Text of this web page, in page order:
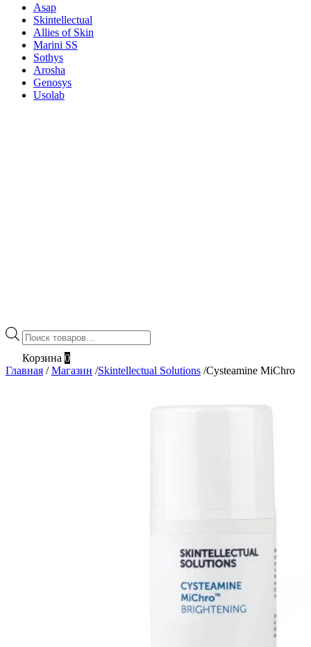
Asap
Skintellectual
Allies of Skin
Marini SS
Sothys
Arosha
Genosys
Usolab
Поиск
товаров
Корзина 0
Главная / Магазин /Skintellectual Solutions /Cysteamine MiChro